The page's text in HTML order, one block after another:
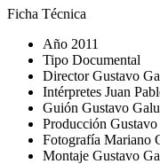
Ficha Técnica
Año 2011
Tipo Documental
DirectorGustavo
Intérpretes Juan
Guión Gustavo
Producción
Fotografía Mariano
Montaje Gustavo